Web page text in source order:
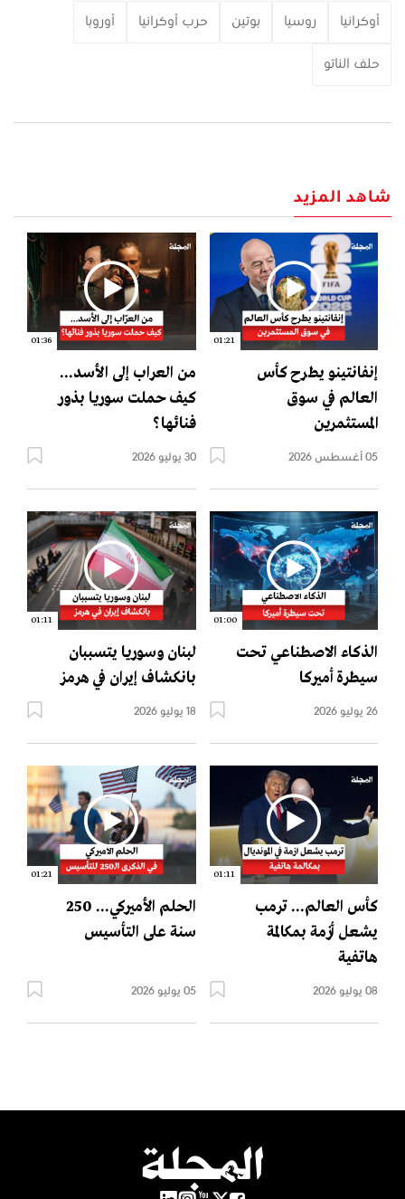
أوكرانيا روسيا بوتين حرب أوكرانيا أوروبا
حلف الناتو
شاهد المزيد
01:21
إنفانتينو يطرح كأس
العالم في سوق
المستثمرين
05 أغسطس 2026
01:36
من العراب إلى الأسد...
كيف حملت سوريا بذور
فنائها؟
30 يوليو 2026
01:00
الذكاء الاصطناعي تحت
سيطرة أميركا
26 يوليو 2026
01:11
لبنان وسوريا يتسببان
بانكشاف إيران في هرمز
18 يوليو 2026
01:11
كأس العالم... ترمب
يشعل أزمة بمكالمة
هاتفية
08 يوليو 2026
01:21
الحلم الأميركي... 250
سنة على التأسيس
05 يوليو 2026